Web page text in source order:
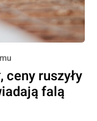
ceny ruszyły
falą